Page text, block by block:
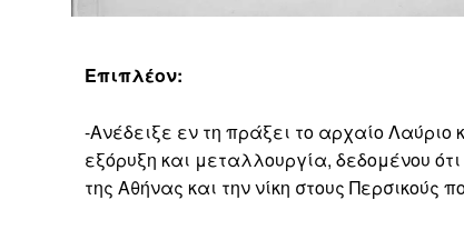
Επιπλέον:
-Ανέδειξε εν τη πράξει το αρχαίο
εξόρυξη και μεταλλουργία, δεδομένου
της Αθήνας και την νίκη στους Περσικούς